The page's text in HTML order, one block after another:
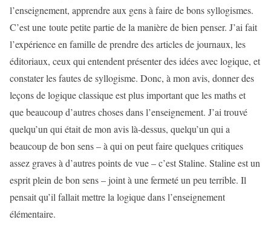
l’enseignement, apprendre aux gens à faire de bons syllogismes.
C’est une toute petite partie de la manière de bien penser. J’ai fait
l’expérience en famille de prendre des articles de journaux, les
éditoriaux, ceux qui entendent présenter des idées avec logique, et
constater les fautes de syllogisme. Donc, à mon avis, donner des
leçons de logique classique est plus important que les maths et
que beaucoup d’autres choses dans l’enseignement. J’ai trouvé
quelqu’un qui était de mon avis là-dessus, quelqu’un qui a
beaucoup de bon sens – à qui on peut faire quelques critiques
assez graves à d’autres points de vue – c’est Staline. Staline est un
esprit plein de bon sens – joint à une fermeté un peu terrible. Il
pensait qu’il fallait mettre la logique dans l’enseignement
élémentaire.